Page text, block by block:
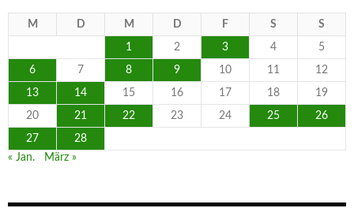
M D M D F S S
1 2 3 4 5
6 7 8 9 10 11 12
13 14 15 16 17 18 19
20 21 22 23 24 25 26
27
28
« Jan.
März »